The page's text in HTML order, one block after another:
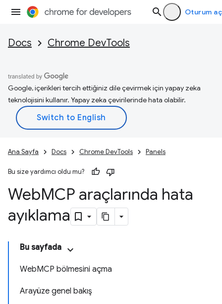
Oturum aç
Docs Chrome DevTools
Google, içerikleri tercih ettiğiniz dile çevirmek için yapay zeka
teknolojisini kullanır. Yapay zeka çevirilerinde hata olabilir.
Ana Sayfa Docs Chrome DevTools Panels
Bu size yardımcı oldu mu?
WebMCP araçlarında hata
ayıklama
Bu sayfada
WebMCP bölmesini açma
Arayüze genel bakış